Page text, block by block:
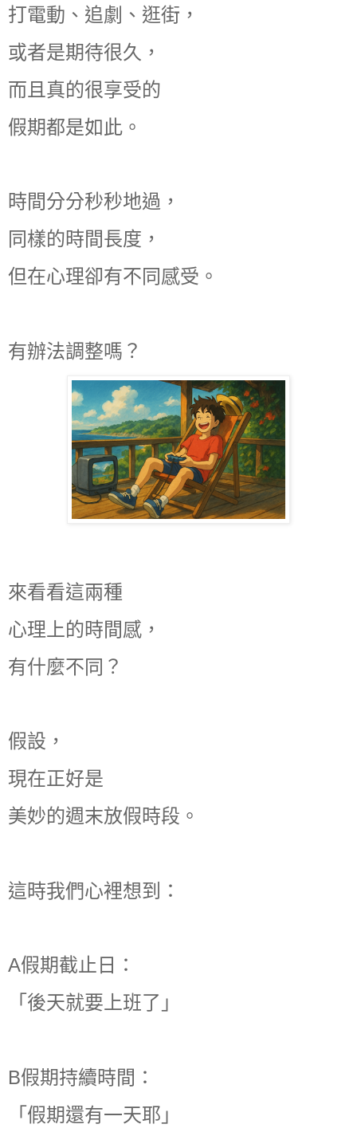
打電動、追劇、逛街，
或者是期待很久，
而且真的很享受的
假期都是如此。
時間分分秒秒地過，
同樣的時間長度，
但在心理卻有不同感受。
有辦法調整嗎？
來看看這兩種
心理上的時間感，
有什麼不同？
假設，
現在正好是
美妙的週末放假時段。
這時我們心裡想到：
A假期截止日：
「後天就要上班了」
B假期持續時間：
「假期還有一天耶」